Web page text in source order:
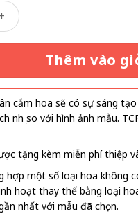
số lượng
Thêm vào
cắm hoa sẽ có sự sáng
nhẹ so với hình ảnh mẫu.
tặng kèm miễn phí thiệp
hợp một số loại hoa không
hoạt thay thế bằng loại
nhất với mẫu đã chọn.